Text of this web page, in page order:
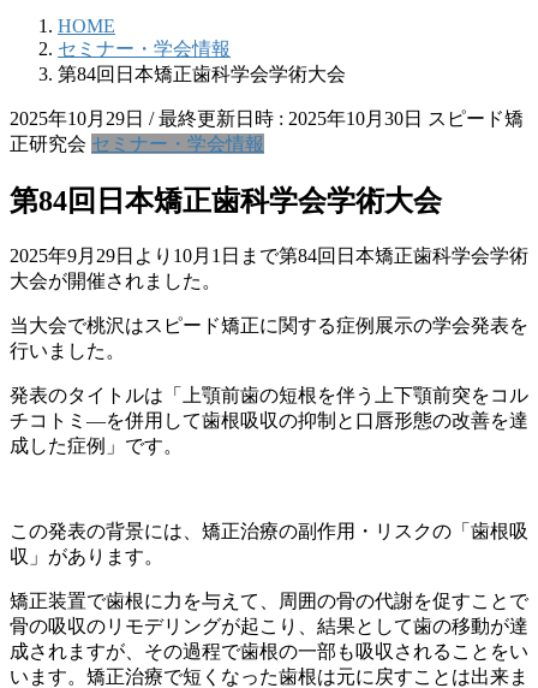
HOME
セミナー・学会情報
第84回日本矯正歯科学会学術大会
2025年10月29日 / 最終更新日時 : 2025年10月30日 スピード矯
正研究会 セミナー・学会情報
第84回日本矯正歯科学会学術大会
2025年9月29日より10月1日まで第84回日本矯正歯科学会学術
大会が開催されました。
当大会で桃沢はスピード矯正に関する症例展示の学会発表を
行いました。
発表のタイトルは「上顎前歯の短根を伴う上下顎前突をコル
チコトミ―を併用して歯根吸収の抑制と口唇形態の改善を達
成した症例」です。
この発表の背景には、矯正治療の副作用・リスクの「歯根吸
収」があります。
矯正装置で歯根に力を与えて、周囲の骨の代謝を促すことで
骨の吸収のリモデリングが起こり、結果として歯の移動が達
成されますが、その過程で歯根の一部も吸収されることをい
います。矯正治療で短くなった歯根は元に戻すことは出来ま